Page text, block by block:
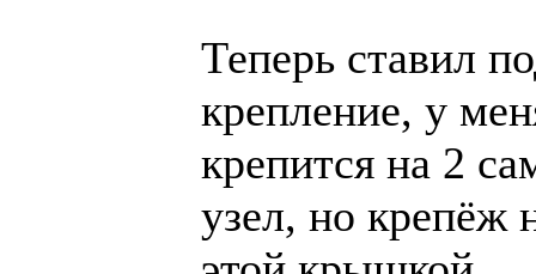
Теперь ставил
крепление, у
крепится на 2
узел, но крепёж